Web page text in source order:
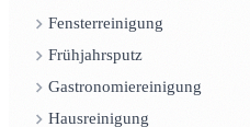
Fensterreinigung
Frühjahrsputz
Gastronomiereinigung
Hausreinigung